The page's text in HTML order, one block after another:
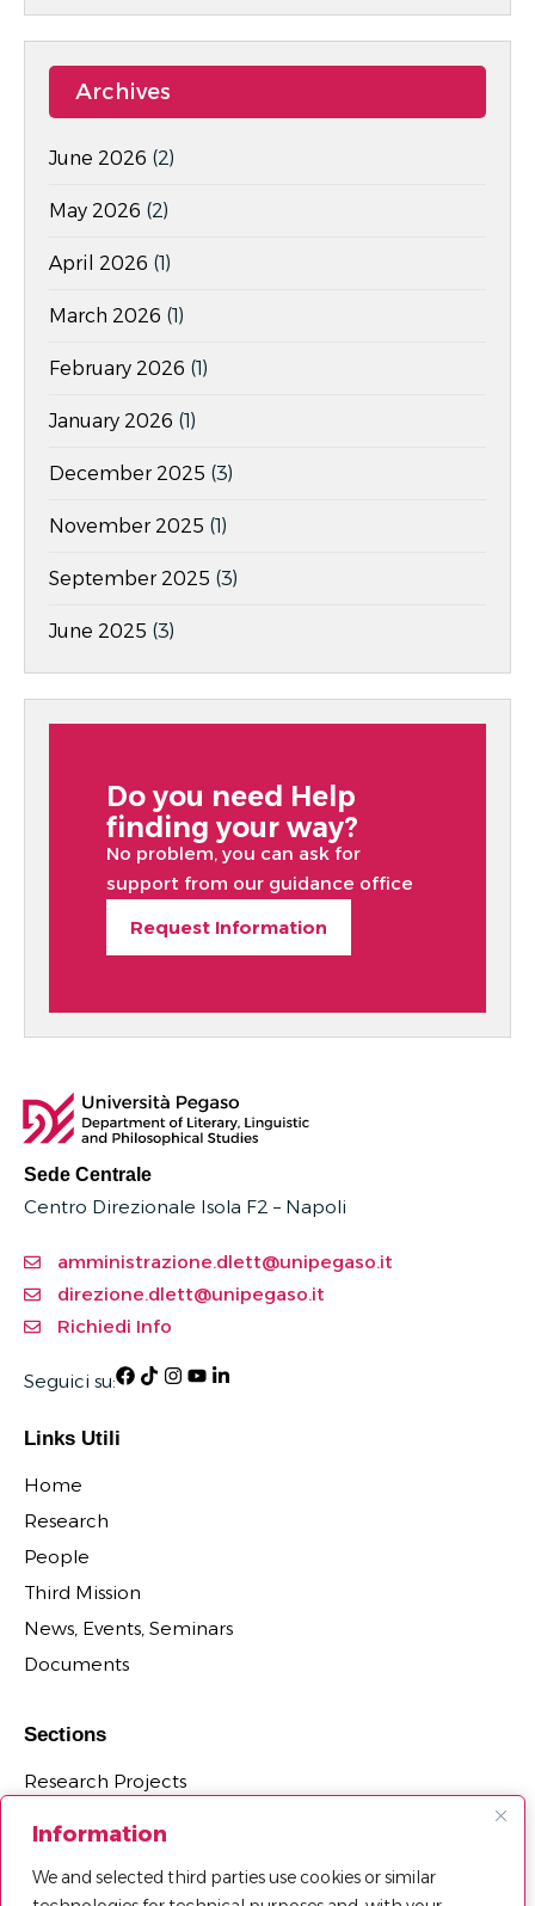
Information
We and selected third parties use cookies or similar
Archives
June 2026 (2)
May 2026 (2)
April 2026 (1)
March 2026 (1)
February 2026 (1)
January 2026 (1)
December 2025 (3)
November 2025 (1)
September 2025 (3)
June 2025 (3)
Do you need Help
finding your way?
No problem, you can ask for
support from our guidance office
Request Information
Sede Centrale
Centro Direzionale Isola F2 – Napoli
amministrazione.dlett@unipegaso.it
direzione.dlett@unipegaso.it
Richiedi Info
Seguici su:
Links Utili
Home
Research
People
Third Mission
News, Events, Seminars
Documents
Sections
Research Projects
Third Mission Projects